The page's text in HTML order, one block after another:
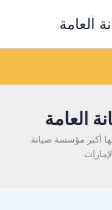
العامة
العامة
أكبر مؤسسة صيانة